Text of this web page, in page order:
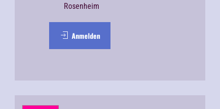
Rosenheim
Anmelden